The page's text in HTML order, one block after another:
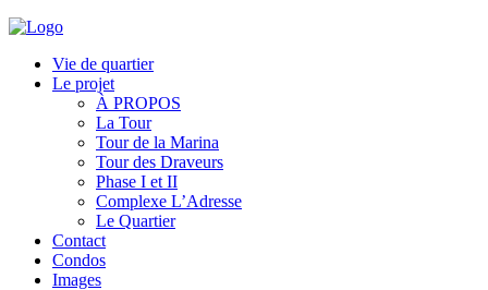
Vie de quartier
Le projet
À PROPOS
La Tour
Tour de la Marina
Tour des Draveurs
Phase I et II
Complexe L’Adresse
Le Quartier
Contact
Condos
Images